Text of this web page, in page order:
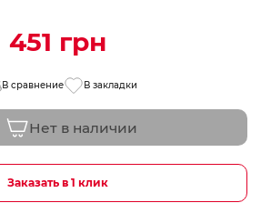
451 грн
В сравнение В закладки
Нет в наличии
Заказать в 1 клик